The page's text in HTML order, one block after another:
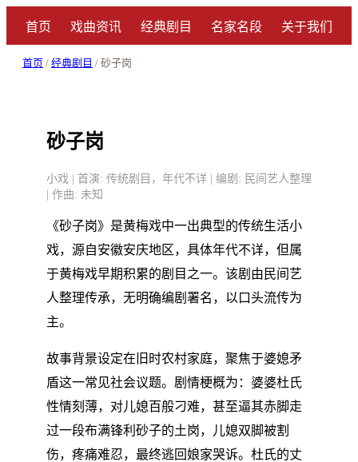
首页 戏曲资讯 经典剧目 名家名段 关于我们
首页 / 经典剧目 / 砂子岗
砂子岗
小戏 | 首演: 传统剧目，年代不详 | 编剧: 民间艺人整理
| 作曲: 未知
《砂子岗》是黄梅戏中一出典型的传统生活小
戏，源自安徽安庆地区，具体年代不详，但属
于黄梅戏早期积累的剧目之一。该剧由民间艺
人整理传承，无明确编剧署名，以口头流传为
主。
故事背景设定在旧时农村家庭，聚焦于婆媳矛
盾这一常见社会议题。剧情梗概为：婆婆杜氏
性情刻薄，对儿媳百般刁难，甚至逼其赤脚走
过一段布满锋利砂子的土岗，儿媳双脚被割
伤，疼痛难忍，最终逃回娘家哭诉。杜氏的丈